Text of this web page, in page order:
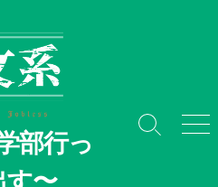
部行っ
す〜
検
メ